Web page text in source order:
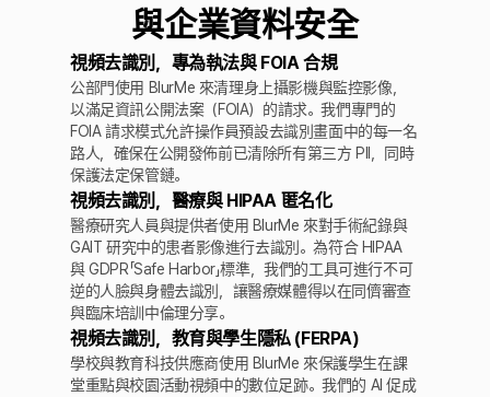
與企業資料安全
視頻去識別，專為執法與 FOIA 合規
公部門使用 BlurMe 來清理身上攝影機與監控影像，
以滿足資訊公開法案（FOIA）的請求。我們專門的
FOIA 請求模式允許操作員預設去識別畫面中的每一名
路人，確保在公開發佈前已清除所有第三方 PII，同時
保護法定保管鏈。
視頻去識別，醫療與 HIPAA 匿名化
醫療研究人員與提供者使用 BlurMe 來對手術紀錄與
GAIT 研究中的患者影像進行去識別。為符合 HIPAA
與 GDPR「Safe Harbor」標準，我們的工具可進行不可
逆的人臉與身體去識別，讓醫療媒體得以在同儕審查
與臨床培訓中倫理分享。
視頻去識別，教育與學生隱私 (FERPA)
學校與教育科技供應商使用 BlurMe 來保護學生在課
堂重點與校園活動視頻中的數位足跡。我們的 AI 促成